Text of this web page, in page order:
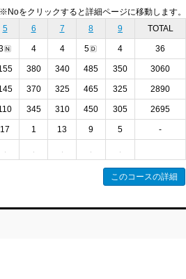
※Noをクリックすると詳細ページに移動します。
5 6 7 8 9 TOTAL
4 4 5 4 36
380 340 485 350 3060
370 325 465 325 2890
345 310 450 305 2695
17 1 13 9 5 -
このコースの詳細